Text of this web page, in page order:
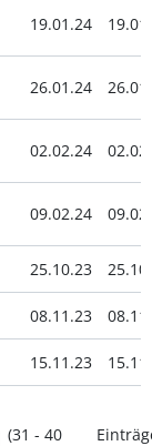
19.01.24
26.01.24
02.02.24
09.02.24
25.10.23
08.11.23
15.11.23
(31 - 40